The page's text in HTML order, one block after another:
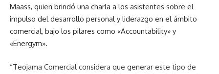
Maass, quien brindó una charla a los asistentes sobre el
impulso del desarrollo personal y liderazgo en el ámbito
comercial, bajo los pilares como «Accountability» y
«Energym».
“Teojama Comercial considera que generar este tipo de